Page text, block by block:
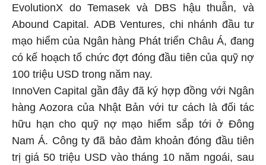
EvolutionX do Temasek và DBS hậu thuẫn, và
Abound Capital. ADB Ventures, chi nhánh đầu tư
mạo hiểm của Ngân hàng Phát triển Châu Á, đang
có kế hoạch tổ chức đợt đóng đầu tiên của quỹ nợ
100 triệu USD trong năm nay.
InnoVen Capital gần đây đã ký hợp đồng với Ngân
hàng Aozora của Nhật Bản với tư cách là đối tác
hữu hạn cho quỹ nợ mạo hiểm sắp tới ở Đông
Nam Á. Công ty đã bảo đảm khoản đóng đầu tiên
trị giá 50 triệu USD vào tháng 10 năm ngoái, sau